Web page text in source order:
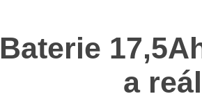
Baterie
a